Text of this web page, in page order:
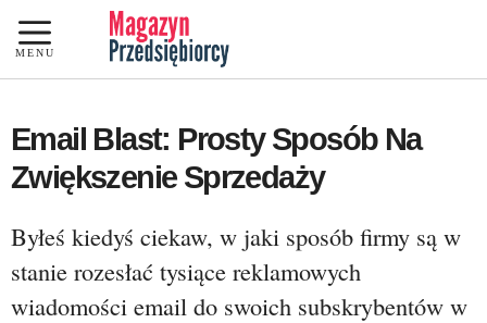
Przejdź
do
treści
MENU
Email Blast: Prosty Sposób Na
Zwiększenie Sprzedaży
Byłeś kiedyś ciekaw, w jaki sposób firmy są w
stanie rozesłać tysiące reklamowych
wiadomości email do swoich subskrybentów w